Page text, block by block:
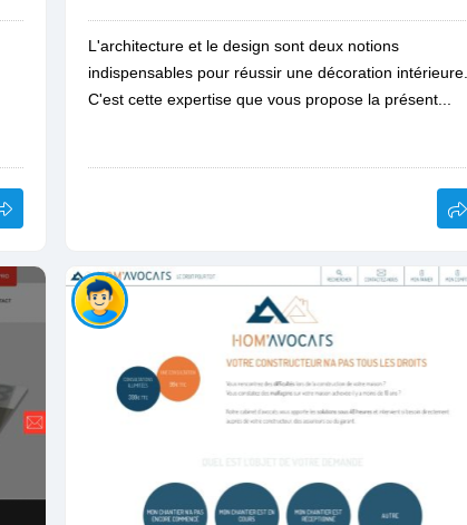
L'architecture et le design sont deux notions
indispensables pour réussir une décoration intérieure.
C'est cette expertise que vous propose la présent...